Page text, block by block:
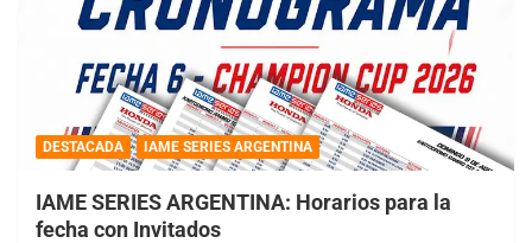
DESTACADA IAME SERIES ARGENTINA
IAME SERIES ARGENTINA: Horarios para la
fecha con Invitados